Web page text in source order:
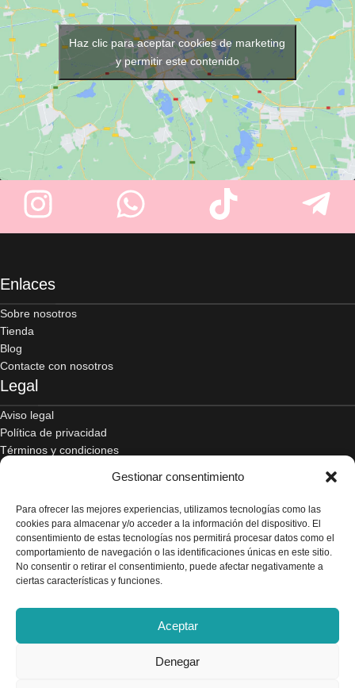
Gestionar consentimiento
Para ofrecer las mejores experiencias, utilizamos tecnologías como las
cookies para almacenar y/o acceder a la información del dispositivo. El
consentimiento de estas tecnologías nos permitirá procesar datos como el
comportamiento de navegación o las identificaciones únicas en este sitio.
No consentir o retirar el consentimiento, puede afectar negativamente a
ciertas características y funciones.
Aceptar
Denegar
Haz clic para aceptar cookies de marketing
y permitir este contenido
Enlaces
Sobre nosotros
Tienda
Blog
Contacte con nosotros
Legal
Aviso legal
Política de privacidad
Términos y condiciones
Envío y devoluciones
Política de cookies
Contacto
C/ Alcalde Amancio Muñoz, 52, 30203, Cartagena
gelado.comercial@gmail.com